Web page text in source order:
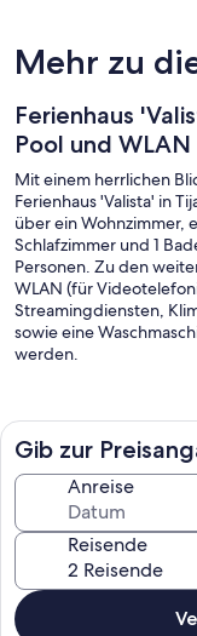
Mehr zu
Ferienhaus
Pool und WLAN
Mit einem herrlichen
Ferienhaus 'Valista' in
über ein Wohnzimmer,
Schlafzimmer und 1
Personen. Zu den
WLAN (für
Streamingdiensten,
sowie eine
werden.
Ihnen steht ein privater
Grill und Außendusche
genießen Sie den
der Außenpool
Monaten (etwa Mai bis
dem Grundstück
Gib zur
Anreise
Reisende